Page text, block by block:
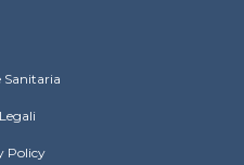
Footer menu
Sanitaria
Policy